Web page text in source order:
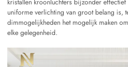
kristallen kroonluchters bijzonder
uniforme verlichting van groot belang is,
dimmogelijkheden het mogelijk maken
elke gelegenheid.